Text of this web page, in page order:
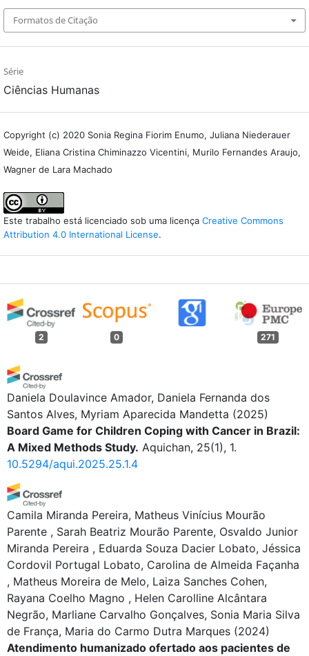
Formatos de Citação
Série
Ciências Humanas
Copyright (c) 2020 Sonia Regina Fiorim Enumo, Juliana Niederauer
Weide, Eliana Cristina Chiminazzo Vicentini, Murilo Fernandes Araujo,
Wagner de Lara Machado
Este trabalho está licenciado sob uma licença Creative Commons
Attribution 4.0 International License.
2 0 271
Daniela Doulavince Amador, Daniela Fernanda dos
Santos Alves, Myriam Aparecida Mandetta (2025)
Board Game for Children Coping with Cancer in Brazil:
A Mixed Methods Study. Aquichan, 25(1), 1.
10.5294/aqui.2025.25.1.4
Camila Miranda Pereira, Matheus Vinícius Mourão
Parente , Sarah Beatriz Mourão Parente, Osvaldo Junior
Miranda Pereira , Eduarda Souza Dacier Lobato, Jéssica
Cordovil Portugal Lobato, Carolina de Almeida Façanha
, Matheus Moreira de Melo, Laiza Sanches Cohen,
Rayana Coelho Magno , Helen Carolline Alcântara
Negrão, Marliane Carvalho Gonçalves, Sonia Maria Silva
de França, Maria do Carmo Dutra Marques (2024)
Atendimento humanizado ofertado aos pacientes de